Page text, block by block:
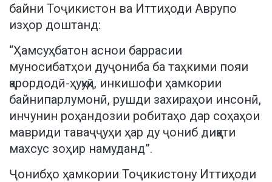
байни Тоҷикистон ва Иттиҳоди Аврупо
изҳор доштанд:
“Ҳамсуҳбатон аснои баррасии
муносибатҳои дуҷониба ба таҳкими пояи
қарордодӣ-ҳуқуқӣ, инкишофи ҳамкории
байнипарлумонӣ, рушди захираҳои инсонӣ,
инчунин роҳандозии робитаҳо дар соҳаҳои
мавриди таваҷҷуҳи ҳар ду ҷониб диққати
махсус зоҳир намуданд”.
Ҷонибҳо ҳамкории Тоҷикистону Иттиҳоди